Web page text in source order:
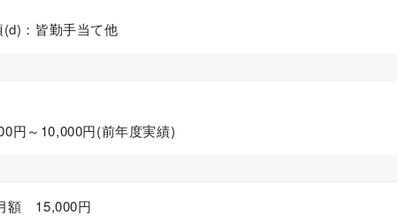
：皆勤手当て他
円～10,000円(前年度実績)
額 15,000円